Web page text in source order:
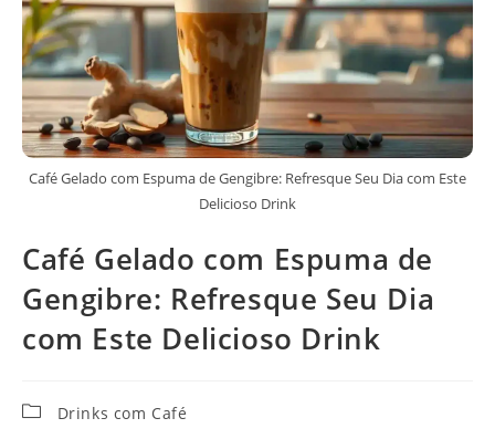
Café Gelado com Espuma de Gengibre: Refresque Seu Dia com Este
Delicioso Drink
Café Gelado com Espuma de
Gengibre: Refresque Seu Dia
com Este Delicioso Drink
CategoriaDrinks com Café